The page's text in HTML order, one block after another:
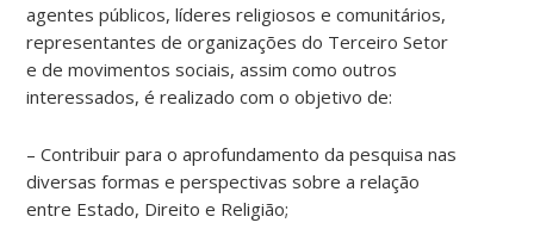
agentes públicos, líderes religiosos e comunitários,
representantes de organizações do Terceiro Setor
e de movimentos sociais, assim como outros
interessados, é realizado com o objetivo de:
– Contribuir para o aprofundamento da pesquisa nas
diversas formas e perspectivas sobre a relação
entre Estado, Direito e Religião;